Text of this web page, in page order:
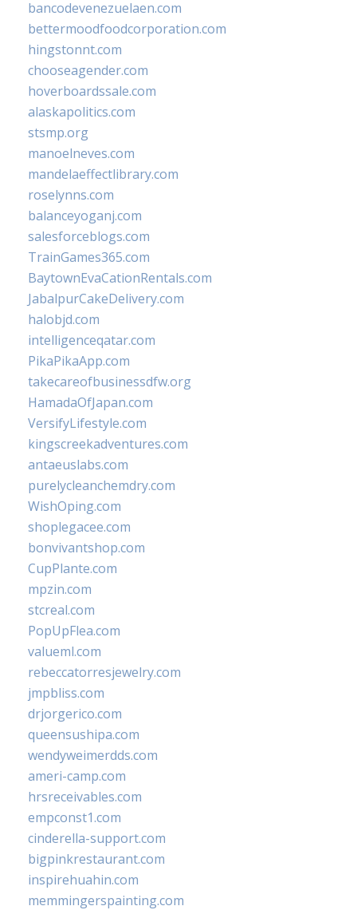
bancodevenezuelaen.com
bettermoodfoodcorporation.com
hingstonnt.com
chooseagender.com
hoverboardssale.com
alaskapolitics.com
stsmp.org
manoelneves.com
mandelaeffectlibrary.com
roselynns.com
balanceyoganj.com
salesforceblogs.com
TrainGames365.com
BaytownEvaCationRentals.com
JabalpurCakeDelivery.com
halobjd.com
intelligenceqatar.com
PikaPikaApp.com
takecareofbusinessdfw.org
HamadaOfJapan.com
VersifyLifestyle.com
kingscreekadventures.com
antaeuslabs.com
purelycleanchemdry.com
WishOping.com
shoplegacee.com
bonvivantshop.com
CupPlante.com
mpzin.com
stcreal.com
PopUpFlea.com
valueml.com
rebeccatorresjewelry.com
jmpbliss.com
drjorgerico.com
queensushipa.com
wendyweimerdds.com
ameri-camp.com
hrsreceivables.com
empconst1.com
cinderella-support.com
bigpinkrestaurant.com
inspirehuahin.com
memmingerspainting.com